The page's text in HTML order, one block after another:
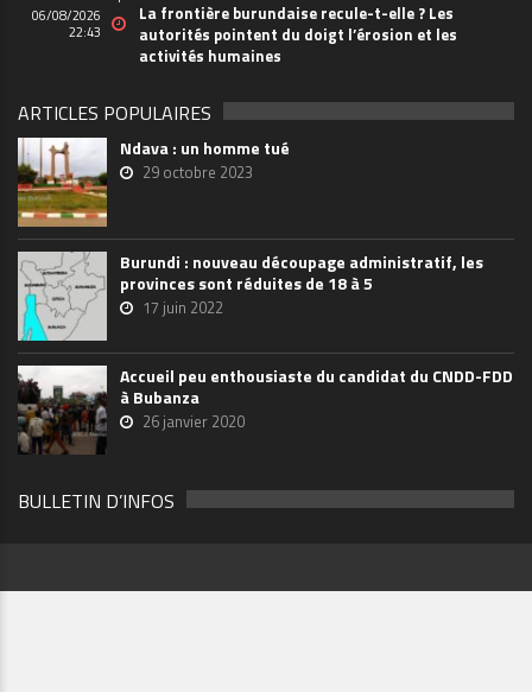
06/08/2026
22:43
La frontière burundaise recule-t-elle ? Les
autorités pointent du doigt l’érosion et les
activités humaines
ARTICLES POPULAIRES
Ndava : un homme tué
29 octobre 2023
Burundi : nouveau découpage administratif, les
provinces sont réduites de 18 à 5
17 juin 2022
Accueil peu enthousiaste du candidat du CNDD-FDD
à Bubanza
26 janvier 2020
BULLETIN D’INFOS